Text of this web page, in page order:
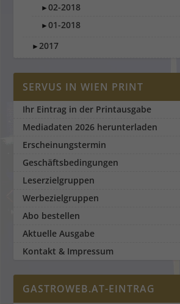
►02-2018
►01-2018
►2017
SERVUS IN WIEN PRINT
Ihr Eintrag in der Printausgabe
Mediadaten 2026 herunterladen
Erscheinungstermin
Geschäftsbedingungen
Leserzielgruppen
Werbezielgruppen
Abo bestellen
Aktuelle Ausgabe
Kontakt & Impressum
GASTROWEB.AT-EINTRAG